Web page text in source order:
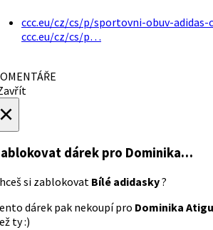
ccc.eu/cz/cs/p/sportovni-obuv-
ccc.eu/cz/cs/p…
dárek pro Dominika…
si zablokovat Bílé adidasky?
dárek pak nekoupí pro Dominika
ty :)